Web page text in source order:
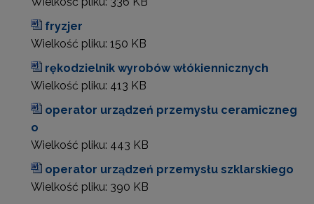
fryzjer
Wielkość pliku: 150 KB
rękodzielnik wyrobów włókiennicznych
Wielkość pliku: 413 KB
operator urządzeń przemysłu ceramiczneg
o
Wielkość pliku: 443 KB
operator urządzeń przemysłu szklarskiego
Wielkość pliku: 390 KB